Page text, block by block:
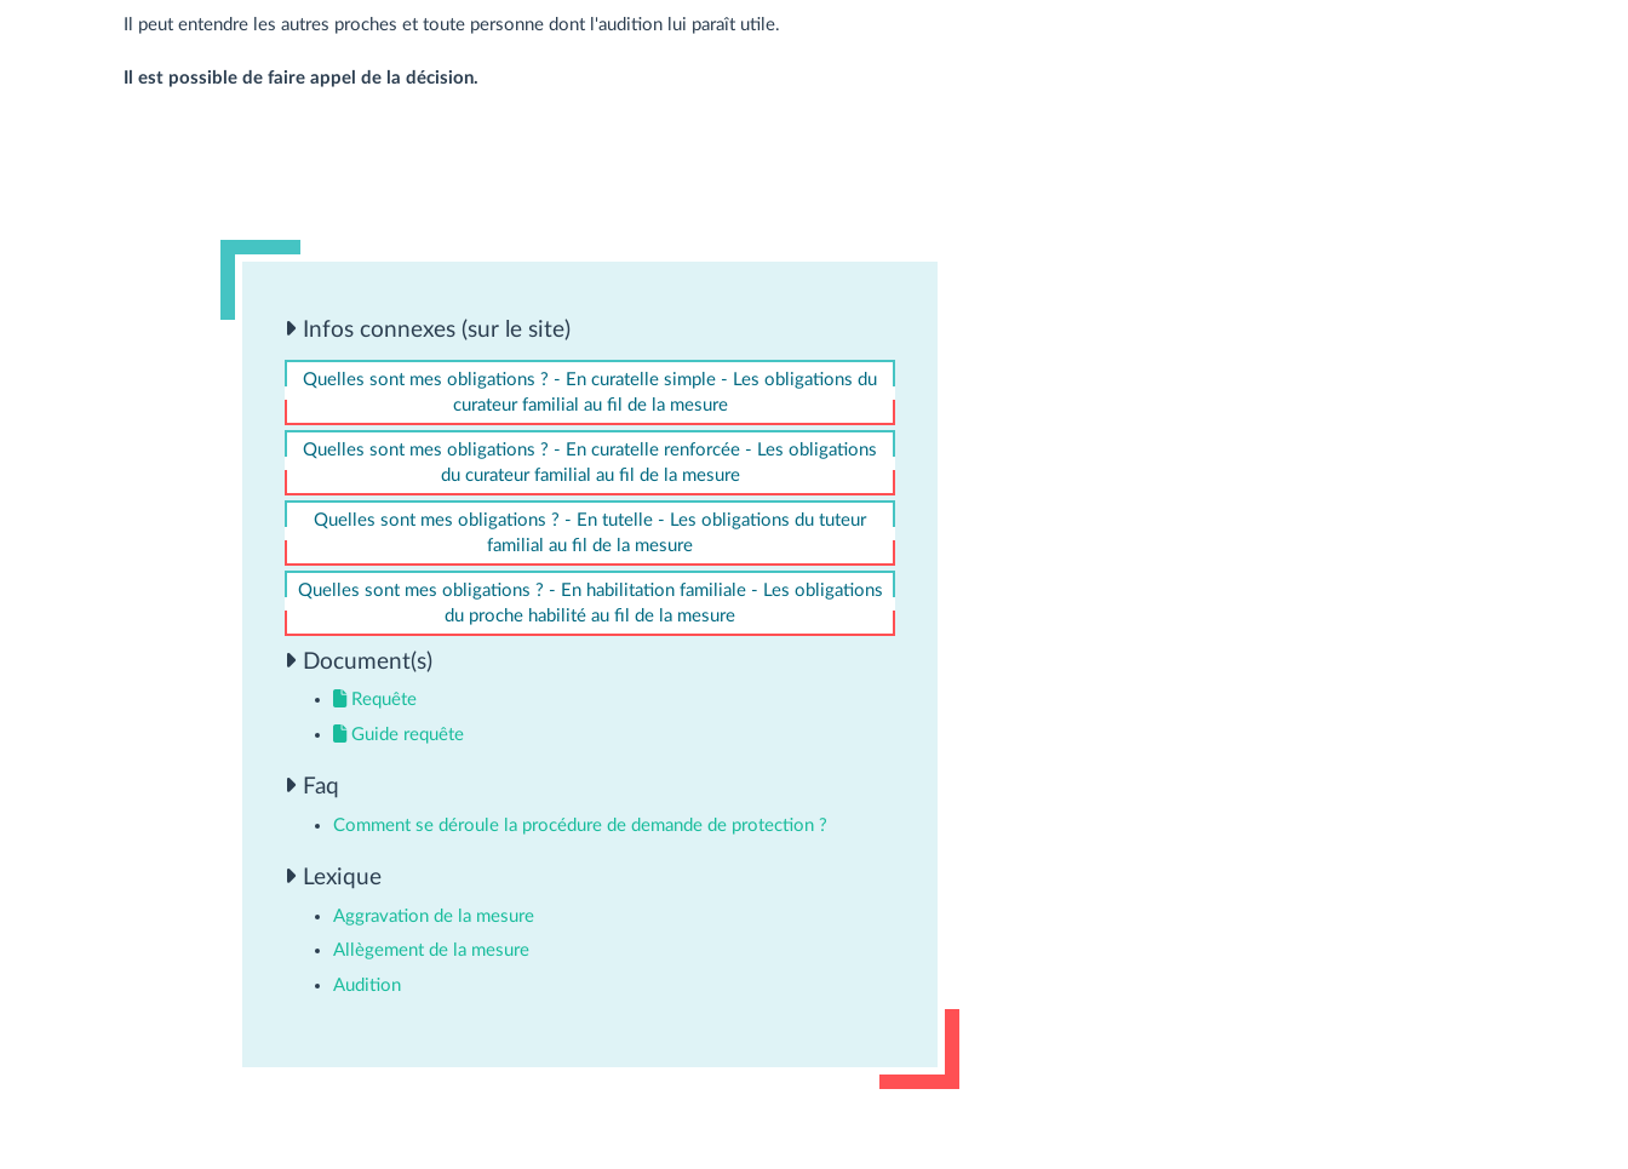
Il peut entendre les autres proches et toute personne dont l'audition lui paraît utile.
Il est possible de faire appel de la décision.
Infos connexes (sur le site)
Quelles sont mes obligations ? - En curatelle simple - Les obligations du
curateur familial au fil de la mesure
Quelles sont mes obligations ? - En curatelle renforcée - Les obligations
du curateur familial au fil de la mesure
Quelles sont mes obligations ? - En tutelle - Les obligations du tuteur
familial au fil de la mesure
Quelles sont mes obligations ? - En habilitation familiale - Les obligations
du proche habilité au fil de la mesure
Document(s)
Requête
Guide requête
Faq
Comment se déroule la procédure de demande de protection ?
Lexique
Aggravation de la mesure
Allègement de la mesure
Audition